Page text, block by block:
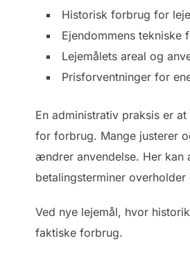
Historisk forbrug for
Ejendommens
Lejemålets areal og
Prisforventninger for
En administrativ praksis er
for forbrug. Mange justerer
ændrer anvendelse. Her kan
betalingsterminer
Ved nye lejemål, hvor
faktiske forbrug.